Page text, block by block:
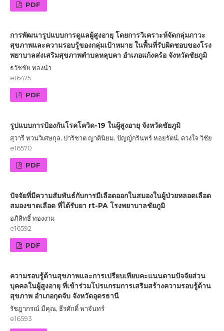
PDF
การพัฒนารูปแบบการดูแลผู้สูงอายุ โดยการวิเคราะห์จัดกลุ่มภาวะ
สุขภาพและความรอบรู้ของกลุ่มเป้าหมาย ในพื้นที่รับผิดชอบของโรง
พยาบาลส่งเสริมสุขภาพตำบลหลุบคา อำเภอแก้งคร้อ จังหวัดชัยภูมิ
ธวัชชัย ทองนำ
e16475
PDF
รูปแบบการป้องกันโรคโควิด-19 ในผู้สูงอายุ จังหวัดชัยภูมิ
สุวารี ทวนวิเศษกุล, ปาริชาต ญาตินิยม, ปัญญ์กรินทร์ หอยรัตน์, ดวงใจ วิชัย
e16570
PDF
ปัจจัยที่มีความสัมพันธ์กับการมีเลือดออกในสมองในผู้ป่วยหลอดเลือด
สมองขาดเลือด ที่ได้รับยา rt-PA โรงพยาบาลชัยภูมิ
อภิสิทธิ์ ทองงาม
e16592
PDF
ความรอบรู้ด้านสุขภาพและการเปรียบเทียบคะแนนตามปัจจัยส่วน
บุคคลในผู้สูงอายุ ที่เข้าร่วมโปรแกรมการเสริมสร้างความรอบรู้ด้าน
สุขภาพ อำเภอกุดจับ จังหวัดอุดรธานี
รัชฎากรณ์ มีคุณ, ธีรศักดิ์ พาจันทร์
e16593